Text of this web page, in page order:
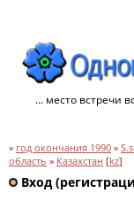
... место встречи
» год окончания 1990 »
область » Казахстан [kz]
Вход